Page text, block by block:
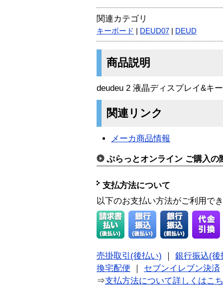
関連カテゴリ
キーボード DEUD07 DEUD
商品説明
deudeu 2 液晶ディスプレイ&キ
関連リンク
メーカ商品情報
ぷらっとオンライン ご購入の
支払方法について
以下のお支払い方法がご利用で
売掛取引(後払い)
銀行振込(後
換宅配便
セブンイレブン決済
⇒支払方法について詳しくはこ